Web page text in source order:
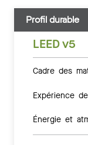
Profil durable
LEED v5
Cadre des
Expérience
Énergie et